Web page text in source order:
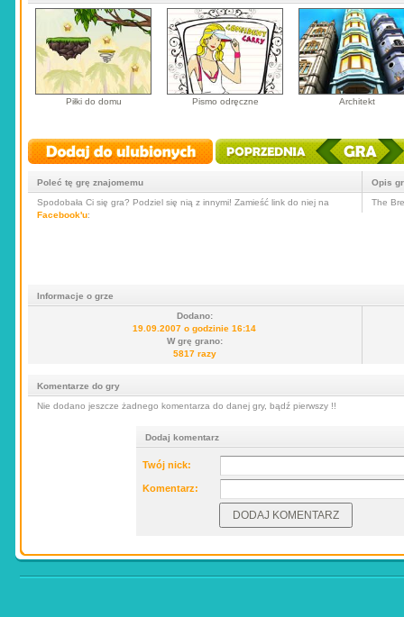
Piłki do domu Pismo odręczne Architekt
Poleć tę grę znajomemu
Spodobała Ci się gra? Podziel się nią z innymi! Zamieść link do niej na
Facebook'u:
Opis
The
Informacje o grze
Dodano:
19.09.2007 o godzinie 16:14
W grę grano:
5817 razy
Komentarze do gry
Nie dodano jeszcze żadnego komentarza do danej gry, bądź pierwszy !!
Dodaj komentarz
Twój nick:
Komentarz: